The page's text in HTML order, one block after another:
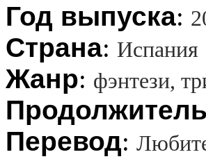
Год выпуска:
Страна: Испания
Жанр: фэнтези,
Перевод: